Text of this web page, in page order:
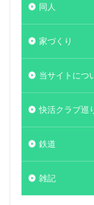
同人
家づくり
当サイトにつ
快活クラブ巡
鉄道
雑記